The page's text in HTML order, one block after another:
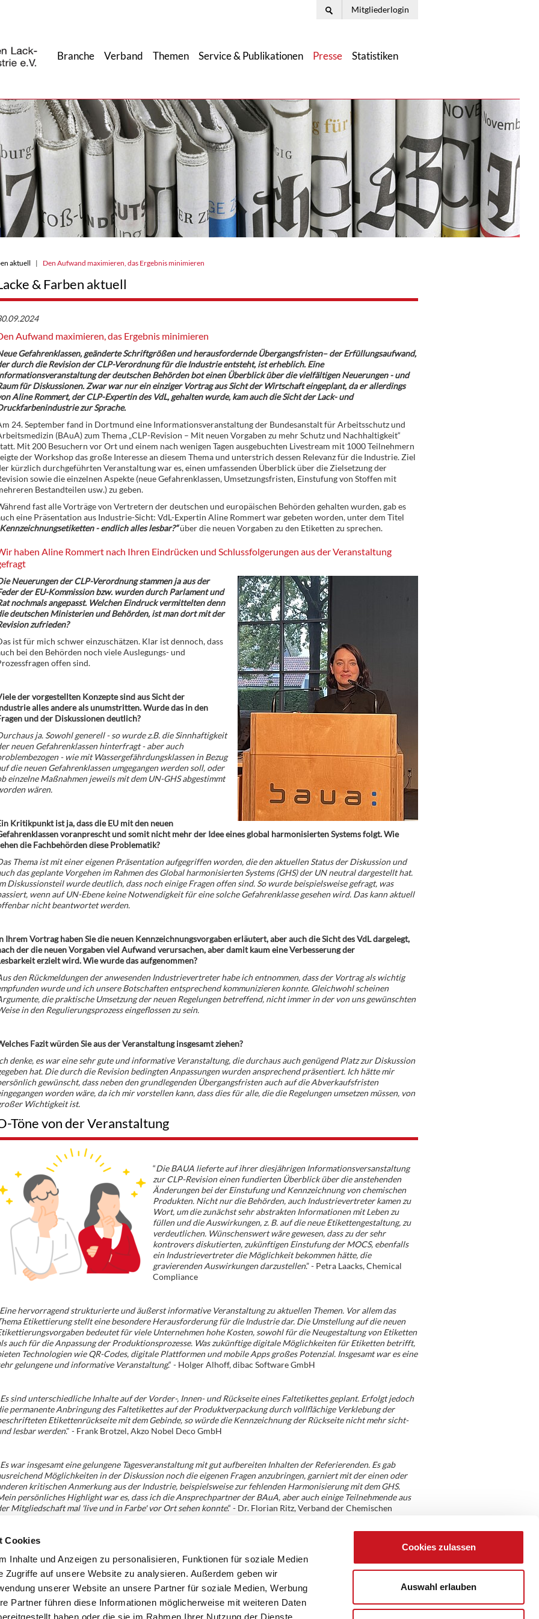
Cookies
Inhalte und Anzeigen zu personalisieren, Funktionen für soziale Medien
Zugriffe auf unsere Website zu analysieren. Außerdem geben wir
unserer Website an unsere Partner für soziale Medien, Werbung
Partner führen diese Informationen möglicherweise mit weiteren Daten
Cookies zulassen
Auswahl erlauben
Mitgliederlogin
Branche Verband Themen Service & Publikationen Presse Statistiken
aktuell Den Aufwand maximieren, das Ergebnis minimieren
& Farben aktuell
Aufwand maximieren, das Ergebnis minimieren
Gefahrenklassen, geänderte Schriftgrößen und herausfordernde Übergangsfristen– der Erfüllungsaufwand,
durch die Revision der CLP-Verordnung für die Industrie entsteht, ist erheblich. Eine
der deutschen Behörden bot einen Überblick über die vielfältigen Neuerungen - und
für Diskussionen. Zwar war nur ein einziger Vortrag aus Sicht der Wirtschaft eingeplant, da er allerdings
Aline Rommert, der CLP-Expertin des VdL, gehalten wurde, kam auch die Sicht der Lack- und
zur Sprache.
24. September fand in Dortmund eine Informationsveranstaltung der Bundesanstalt für Arbeitsschutz und
(BAuA) zum Thema „CLP-Revision – Mit neuen Vorgaben zu mehr Schutz und Nachhaltigkeit“
Mit 200 Besuchern vor Ort und einem nach wenigen Tagen ausgebuchten Livestream mit 1000 Teilnehmern
der Workshop das große Interesse an diesem Thema und unterstrich dessen Relevanz für die Industrie. Ziel
kürzlich durchgeführten Veranstaltung war es, einen umfassenden Überblick über die Zielsetzung der
sowie die einzelnen Aspekte (neue Gefahrenklassen, Umsetzungsfristen, Einstufung von Stoffen mit
Bestandteilen usw.) zu geben.
fast alle Vorträge von Vertretern der deutschen und europäischen Behörden gehalten wurden, gab es
eine Präsentation aus Industrie-Sicht: VdL-Expertin Aline Rommert war gebeten worden, unter dem Titel
- endlich alles lesbar?“über die neuen Vorgaben zu den Etiketten zu sprechen.
haben Aline Rommert nach Ihren Eindrücken und Schlussfolgerungen aus der Veranstaltung
Neuerungen der CLP-Verordnung stammen ja aus der
der EU-Kommission bzw. wurden durch Parlament und
nochmals angepasst. Welchen Eindruck vermittelten denn
deutschen Ministerien und Behörden, ist man dort mit der
zufrieden?
ist für mich schwer einzuschätzen. Klar ist dennoch, dass
bei den Behörden noch viele Auslegungs- und
offen sind.
der vorgestellten Konzepte sind aus Sicht der
alles andere als unumstritten. Wurde das in den
und der Diskussionen deutlich?
ja. Sowohl generell - so wurde z.B. die Sinnhaftigkeit
neuen Gefahrenklassen hinterfragt - aber auch
- wie mit Wassergefährdungsklassen in Bezug
die neuen Gefahrenklassen umgegangen werden soll, oder
einzelne Maßnahmen jeweils mit dem UN-GHS abgestimmt
wären.
Kritikpunkt ist ja, dass die EU mit den neuen
voranprescht und somit nicht mehr der Idee eines global harmonisierten Systems folgt. Wie
die Fachbehörden diese Problematik?
Thema ist mit einer eigenen Präsentation aufgegriffen worden, die den aktuellen Status der Diskussion und
das geplante Vorgehen im Rahmen des Global harmonisierten Systems (GHS) der UN neutral dargestellt hat.
Diskussionsteil wurde deutlich, dass noch einige Fragen offen sind. So wurde beispielsweise gefragt, was
wenn auf UN-Ebene keine Notwendigkeit für eine solche Gefahrenklasse gesehen wird. Das kann aktuell
nicht beantwortet werden.
Ihrem Vortrag haben Sie die neuen Kennzeichnungsvorgaben erläutert, aber auch die Sicht des VdL dargelegt,
der die neuen Vorgaben viel Aufwand verursachen, aber damit kaum eine Verbesserung der
erzielt wird. Wie wurde das aufgenommen?
den Rückmeldungen der anwesenden Industrievertreter habe ich entnommen, dass der Vortrag als wichtig
wurde und ich unsere Botschaften entsprechend kommunizieren konnte. Gleichwohl scheinen
die praktische Umsetzung der neuen Regelungen betreffend, nicht immer in der von uns gewünschten
in den Regulierungsprozess eingeflossen zu sein.
Fazit würden Sie aus der Veranstaltung insgesamt ziehen?
denke, es war eine sehr gute und informative Veranstaltung, die durchaus auch genügend Platz zur Diskussion
hat. Die durch die Revision bedingten Anpassungen wurden ansprechend präsentiert. Ich hätte mir
gewünscht, dass neben den grundlegenden Übergangsfristen auch auf die Abverkaufsfristen
worden wäre, da ich mir vorstellen kann, dass dies für alle, die die Regelungen umsetzen müssen, von
Wichtigkeit ist.
Töne von der Veranstaltung
“Die BAUA lieferte auf ihrer diesjährigen Informationsversanstaltung
zur CLP-Revision einen fundierten Überblick über die anstehenden
Änderungen bei der Einstufung und Kennzeichnung von chemischen
Produkten. Nicht nur die Behörden, auch Industrievertreter kamen zu
Wort, um die zunächst sehr abstrakten Informationen mit Leben zu
füllen und die Auswirkungen, z. B. auf die neue Etikettengestaltung, zu
verdeutlichen. Wünschenswert wäre gewesen, dass zu der sehr
kontrovers diskutierten, zukünftigen Einstufung der MOCS, ebenfalls
ein Industrievertreter die Möglichkeit bekommen hätte, die
gravierenden Auswirkungen darzustellen.” - Petra Laacks, Chemical
Compliance
hervorragend strukturierte und äußerst informative Veranstaltung zu aktuellen Themen. Vor allem das
Etikettierung stellt eine besondere Herausforderung für die Industrie dar. Die Umstellung auf die neuen
bedeutet für viele Unternehmen hohe Kosten, sowohl für die Neugestaltung von Etiketten
auch für die Anpassung der Produktionsprozesse. Was zukünftige digitale Möglichkeiten für Etiketten betrifft,
Technologien wie QR-Codes, digitale Plattformen und mobile Apps großes Potenzial. Insgesamt war es eine
gelungene und informative Veranstaltung.“ - Holger Alhoff, dibac Software GmbH
Es sind unterschiedliche Inhalte auf der Vorder-, Innen- und Rückseite eines Faltetikettes geplant. Erfolgt jedoch
permanente Anbringung des Faltetikettes auf der Produktverpackung durch vollflächige Verklebung der
Etikettenrückseite mit dem Gebinde, so würde die Kennzeichnung der Rückseite nicht mehr sicht-
lesbar werden." - Frank Brotzel, Akzo Nobel Deco GmbH
Es war insgesamt eine gelungene Tagesveranstaltung mit gut aufbereiten Inhalten der Referierenden. Es gab
Möglichkeiten in der Diskussion noch die eigenen Fragen anzubringen, garniert mit der einen oder
kritischen Anmerkung aus der Industrie, beispielsweise zur fehlenden Harmonisierung mit dem GHS.
persönliches Highlight war es, dass ich die Ansprechpartner der BAuA, aber auch einige Teilnehmende aus
Mitgliedschaft mal 'live und in Farbe' vor Ort sehen konnte.“ - Dr. Florian Ritz, Verband der Chemischen
Zurück